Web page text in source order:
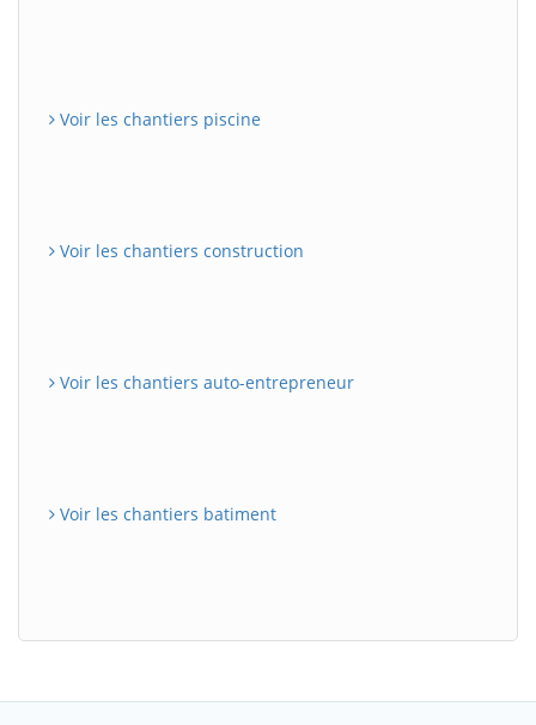
Voir les chantiers piscine
Voir les chantiers construction
Voir les chantiers auto-entrepreneur
Voir les chantiers batiment